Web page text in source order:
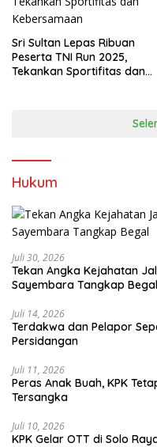
Sri Sultan Lepas Ribuan
Peserta TNI Run 2025,
Tekankan Sportifitas dan
Hukum
Juli 30, 2026
Tekan Angka Kejahatan
Sayembara Tangkap Begal
Juli 14, 2026
Terdakwa dan Pelapor
Persidangan
Juli 11, 2026
Peras Anak Buah, KPK
Tersangka
Juli 10, 2026
KPK Gelar OTT di Solo